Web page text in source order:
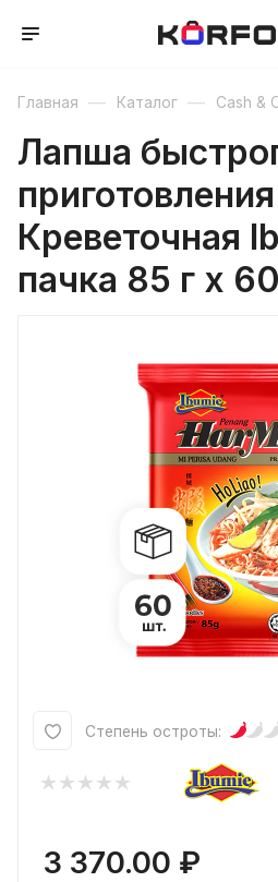
Главная — Каталог — Cash &
Лапша
Креветочная
пачка 85 г х
Степень остроты:
3 370.00 ₽